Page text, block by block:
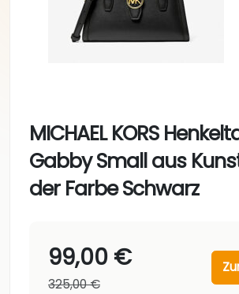
MICHAEL KORS
Gabby Small aus
der Farbe Schwarz
99,00 €
325,00 €